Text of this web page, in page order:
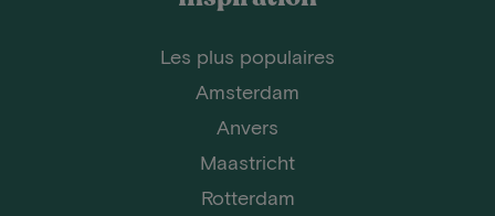
Les plus populaires
Amsterdam
Anvers
Maastricht
Rotterdam